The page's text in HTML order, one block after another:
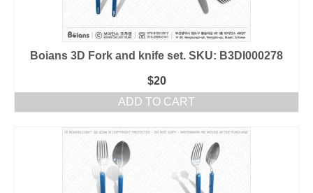
Boians 3D Fork and knife set. SKU: B3DI000278
$20
ADD TO CART